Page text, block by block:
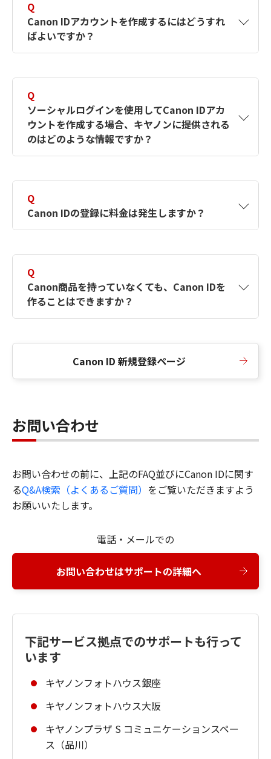
Q
Canon IDアカウントを作成するにはどうすれ
ばよいですか？
す。詳しい作成方法は【カメラ】Canon IDとは
何ですか？Canon IDの作成方法は？をご確認く
ださい。
Q
ソーシャルログインを使用してCanon IDアカ
ウントを作成する場合、キヤノンに提供される
のはどのような情報ですか？
択したサービスから取得します。アカウントを
簡単に作成できるように、この情報を使用して
Canon IDの登録フォームを入力します。
Q
Canon IDの登録に料金は発生しますか？
Q
Canon商品を持っていなくても、Canon IDを
作ることはできますか？
Canon ID 新規登録ページ
お問い合わせ
お問い合わせの前に、上記のFAQ並びにCanon IDに関す
るQ&A検索（よくあるご質問） をご覧いただきますよう
お願いいたします。
電話・メールでの
お問い合わせはサポートの詳細へ
下記サービス拠点でのサポートも行って
います
キヤノンフォトハウス銀座
キヤノンフォトハウス大阪
キヤノンプラザ S コミュニケーションスペー
ス（品川）